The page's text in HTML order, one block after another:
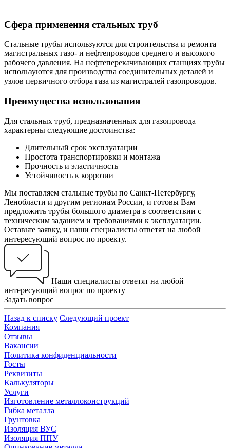
Сфера применения стальных труб
Стальные трубы используются для строительства и ремонта
магистральных газо- и нефтепроводов среднего и высокого
рабочего давления. На нефтеперекачивающих станциях трубы
используются для производства соединительных деталей и
узлов первичного отбора газа из магистралей газопроводов.
Преимущества использования
Для стальных труб, предназначенных для газопровода
характерны следующие достоинства:
Длительный срок эксплуатации
Простота транспортировки и монтажа
Прочность и эластичность
Устойчивость к коррозии
Мы поставляем стальные трубы по Санкт-Петербургу,
Ленобласти и другим регионам России, и готовы Вам
предложить трубы большого диаметра в соответствии с
техническим заданием и требованиями к эксплуатации.
Оставьте заявку, и наши специалисты ответят на любой
интересующий вопрос по проекту.
Наши специалисты ответят на любой
интересующий вопрос по проекту
Задать вопрос
Назад к списку Следующий проект
Компания
Отзывы
Вакансии
Политика конфиденциальности
Госты
Реквизиты
Калькуляторы
Услуги
Изготовление металлоконструкций
Гибка металла
Грунтовка
Изоляция ВУС
Изоляция ППУ